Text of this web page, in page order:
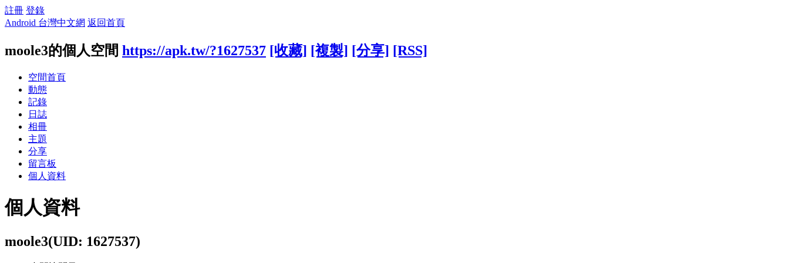
註冊 登錄
Android 台灣中文網 返回首頁
moole3的個人空間 https://apk.tw/?1627537 [收藏] [複製] [分享] [RSS]
空間首頁
動態
記錄
日誌
相冊
主題
分享
留言板
個人資料
個人資料
moole3(UID: 1627537)